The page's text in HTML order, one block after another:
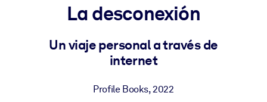
Para LMS/LXP
Integre conocimientos verificados y breves en su LMS/LXP para
Para bibliotecas corporativas
La desconexión
Un viaje personal a través de
internet
Profile Books,2022